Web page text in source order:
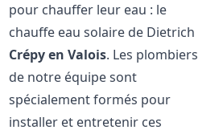
pour chauffer leur eau : le
chauffe eau solaire de Dietrich
Crépy en Valois. Les plombiers
de notre équipe sont
spécialement formés pour
installer et entretenir ces